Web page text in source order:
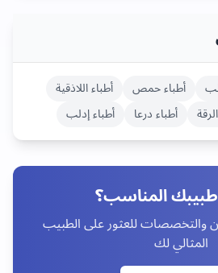
أطباءحمص أطباءاللاذقية
الرقة أطباءدرعا أطباءإدلب
المناسب؟
والتخصصات للعثور على الطبيب
المثالي لك